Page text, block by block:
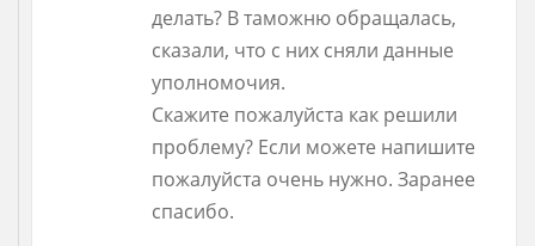
делать? В таможню обращалась,
сказали, что с них сняли данные
уполномочия.
Скажите пожалуйста как решили
проблему? Если можете напишите
пожалуйста очень нужно. Заранее
спасибо.